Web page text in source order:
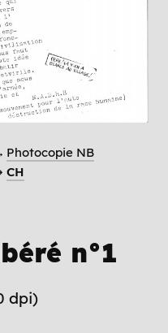
Photocopie NB
CH
n°1
dpi)